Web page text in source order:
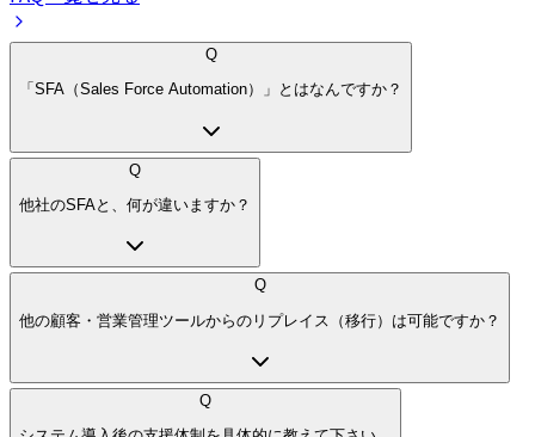
Q
「SFA（Sales Force Automation）」とはなんですか？
Q
他社のSFAと、何が違いますか？
Q
他の顧客・営業管理ツールからのリプレイス（移行）は可能ですか？
Q